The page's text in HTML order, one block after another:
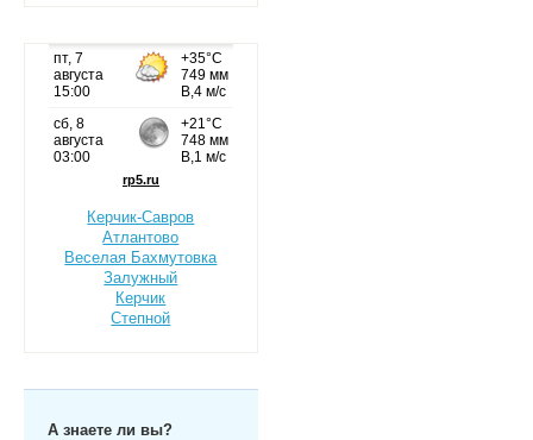
Керчик-Савров
Атлантово
Веселая Бахмутовка
Залужный
Керчик
Степной
А знаете ли вы?